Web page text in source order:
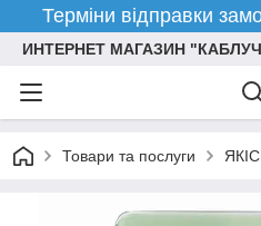
Терміни відправки
ИНТЕРНЕТ МАГАЗИН
Товари та послуги